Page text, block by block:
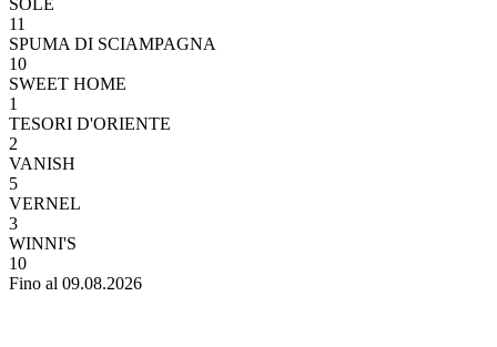
11
SPUMA DI SCIAMPAGNA
10
SWEET HOME
1
TESORI D'ORIENTE
2
VANISH
5
VERNEL
3
WINNI'S
10
Fino al 09.08.2026